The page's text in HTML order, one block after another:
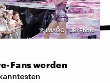
©IMAGO | UPI Photo
Fans werden